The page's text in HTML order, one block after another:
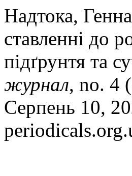
Надтока,
ставленні до
підґрунтя та
журнал, no. 4
Серпень 10,